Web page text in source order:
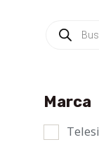
Búsqueda
de
Marca